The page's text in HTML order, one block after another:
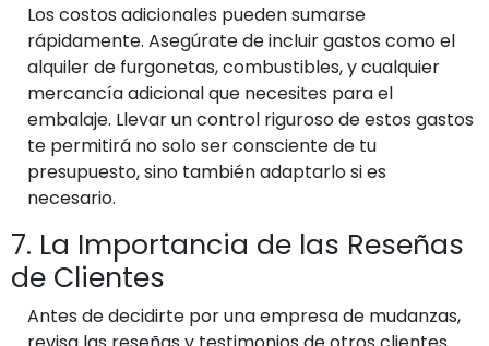
Los costos adicionales pueden sumarse
rápidamente. Asegúrate de incluir gastos como el
alquiler de furgonetas, combustibles, y cualquier
mercancía adicional que necesites para el
embalaje. Llevar un control riguroso de estos gastos
te permitirá no solo ser consciente de tu
presupuesto, sino también adaptarlo si es
necesario.
7. La Importancia de las Reseñas
de Clientes
Antes de decidirte por una empresa de mudanzas,